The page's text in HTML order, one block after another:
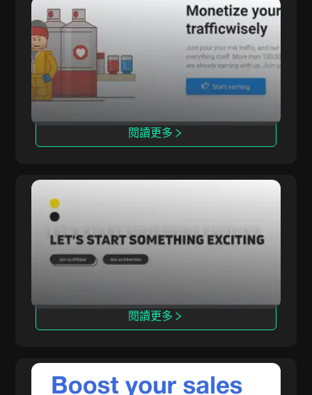
LosPollos
LosPollos 通過自動化的 Smartlink 變現方案幫助
聯盟夥伴提升轉化率。
閱讀更多
Rainmaker 提供高轉化率的獨家多領域推廣活
動，專注於內部iGaming解決方案。
閱讀更多
TerraLeads